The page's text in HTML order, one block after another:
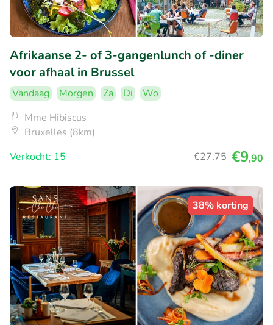
Afrikaanse 2- of 3-gangenlunch of -diner
voor afhaal in Brussel
Vandaag Morgen Za Di
Wo
Mme Hibiscus
Bruxelles (8km)
Verkocht: 15
€27,75 €9,90
38% korting